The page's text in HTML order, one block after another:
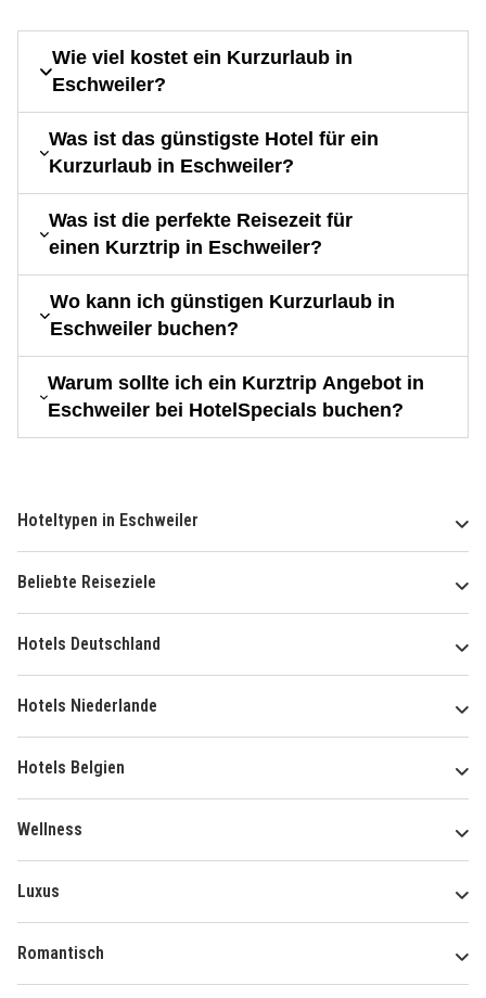
Wie viel kostet ein Kurzurlaub in
Eschweiler?
Was ist das günstigste Hotel für ein
Kurzurlaub in Eschweiler?
Was ist die perfekte Reisezeit für
einen Kurztrip in Eschweiler?
Wo kann ich günstigen Kurzurlaub in
Eschweiler buchen?
Warum sollte ich ein Kurztrip Angebot in
Eschweiler bei HotelSpecials buchen?
Hoteltypen in Eschweiler
Beliebte Reiseziele
Hotels Deutschland
Hotels Niederlande
Hotels Belgien
Wellness
Luxus
Romantisch